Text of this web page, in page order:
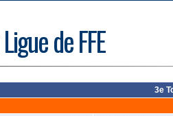
de FFE
3e